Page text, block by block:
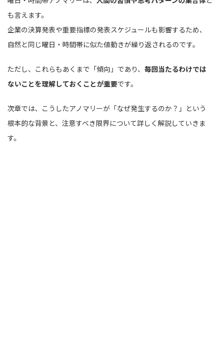
も言えます。
企業の決算発表や重要指標の発表スケジュールも影響するため、
自然と同じ曜日・時間帯に似た値動きが繰り返されるのです。
ただし、これらもあくまで「傾向」であり、 毎回当たるわけでは
ないことを理解しておくことが重要です。
次章では、こうしたアノマリーが「なぜ発生するのか？」という
根本的な背景と、注意すべき限界について詳しく解説していきま
す。